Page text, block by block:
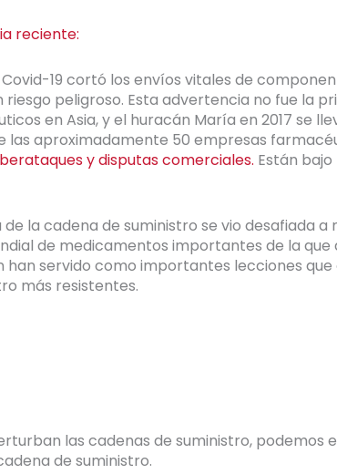
reciente:
19 cortó los envíos vitales de
peligroso. Esta advertencia no fue la
en Asia, y el huracán María en 2017 se
aproximadamente 50 empresas
y disputas comerciales. Están
la cadena de suministro se vio desafiada a
de medicamentos importantes de la
servido como importantes lecciones
más resistentes.
las cadenas de suministro, podemos
de suministro.